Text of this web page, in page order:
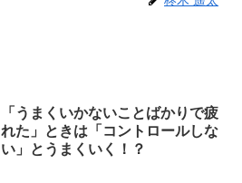
「うまくいかないことばかりで疲
れた」ときは「コントロールしな
い」とうまくいく！？